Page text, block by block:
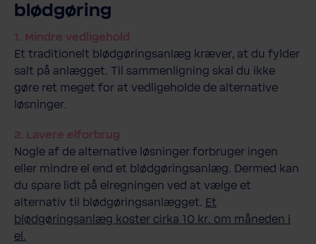
blødgøring
1. Mindre vedligehold
Et traditionelt blødgøringsanlæg kræver, at du fylder
salt på anlægget. Til sammenligning skal du ikke
gøre ret meget for at vedligeholde de alternative
løsninger.
2. Lavere elforbrug
Nogle af de alternative løsninger forbruger ingen
eller mindre el end et blødgøringsanlæg. Dermed kan
du spare lidt på elregningen ved at vælge et
alternativ til blødgøringsanlægget. Et
blødgøringsanlæg koster cirka 10 kr. om måneden i
el.